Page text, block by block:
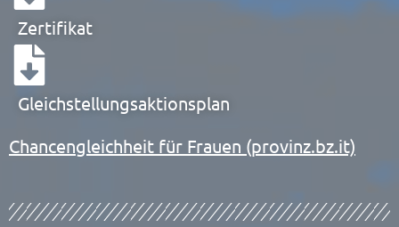
Zertifikat
Gleichstellungsaktionsplan
Chancengleichheit für Frauen (provinz.bz.it)